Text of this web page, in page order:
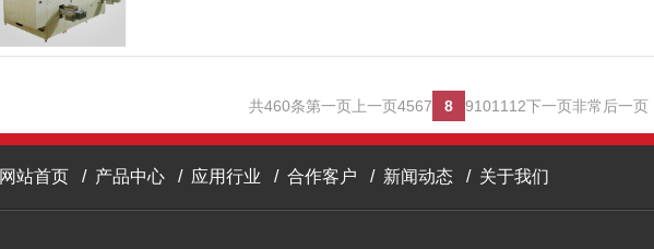
共460条第一页 上一页4567 8 91011 12下一页非常后一页
网站首页 / 产品中心 / 应用行业 / 合作客户 / 新闻动态 / 关于我们